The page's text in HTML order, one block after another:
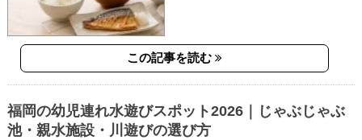
この記事を読む
福岡の幼児連れ水遊びスポット2026｜じゃぶじゃぶ
池・親水施設・川遊びの選び方